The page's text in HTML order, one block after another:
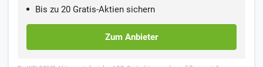
Bis zu 20 Gratis-Aktien sichern
Zum Anbieter